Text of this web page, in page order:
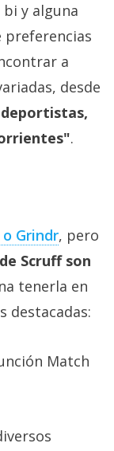
y alguna
preferencias
a
desde
deportistas,
.
Grindr, pero
Scruff son
tenerla en
destacadas:
Match